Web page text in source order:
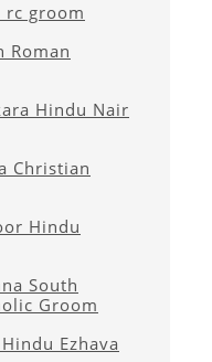
rc groom
Roman
Hindu Nair
Christian
Hindu
South
Groom
Ezhava